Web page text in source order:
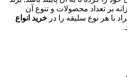
بر تعداد محصولات و تنوع آن
با هر نوع سلیقه را در خرید انواع